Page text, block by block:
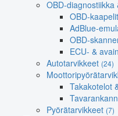
OBD-diagnostiikka
OBD-
AdBlue-
OBD-
ECU- &
Autotarvikkeet (24)
Takakotelot
Pyörätarvikkeet (7)